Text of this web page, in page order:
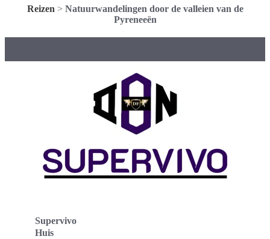
Reizen > Natuurwandelingen door de valleien van de
Pyreneeën
Supervivo
Huis